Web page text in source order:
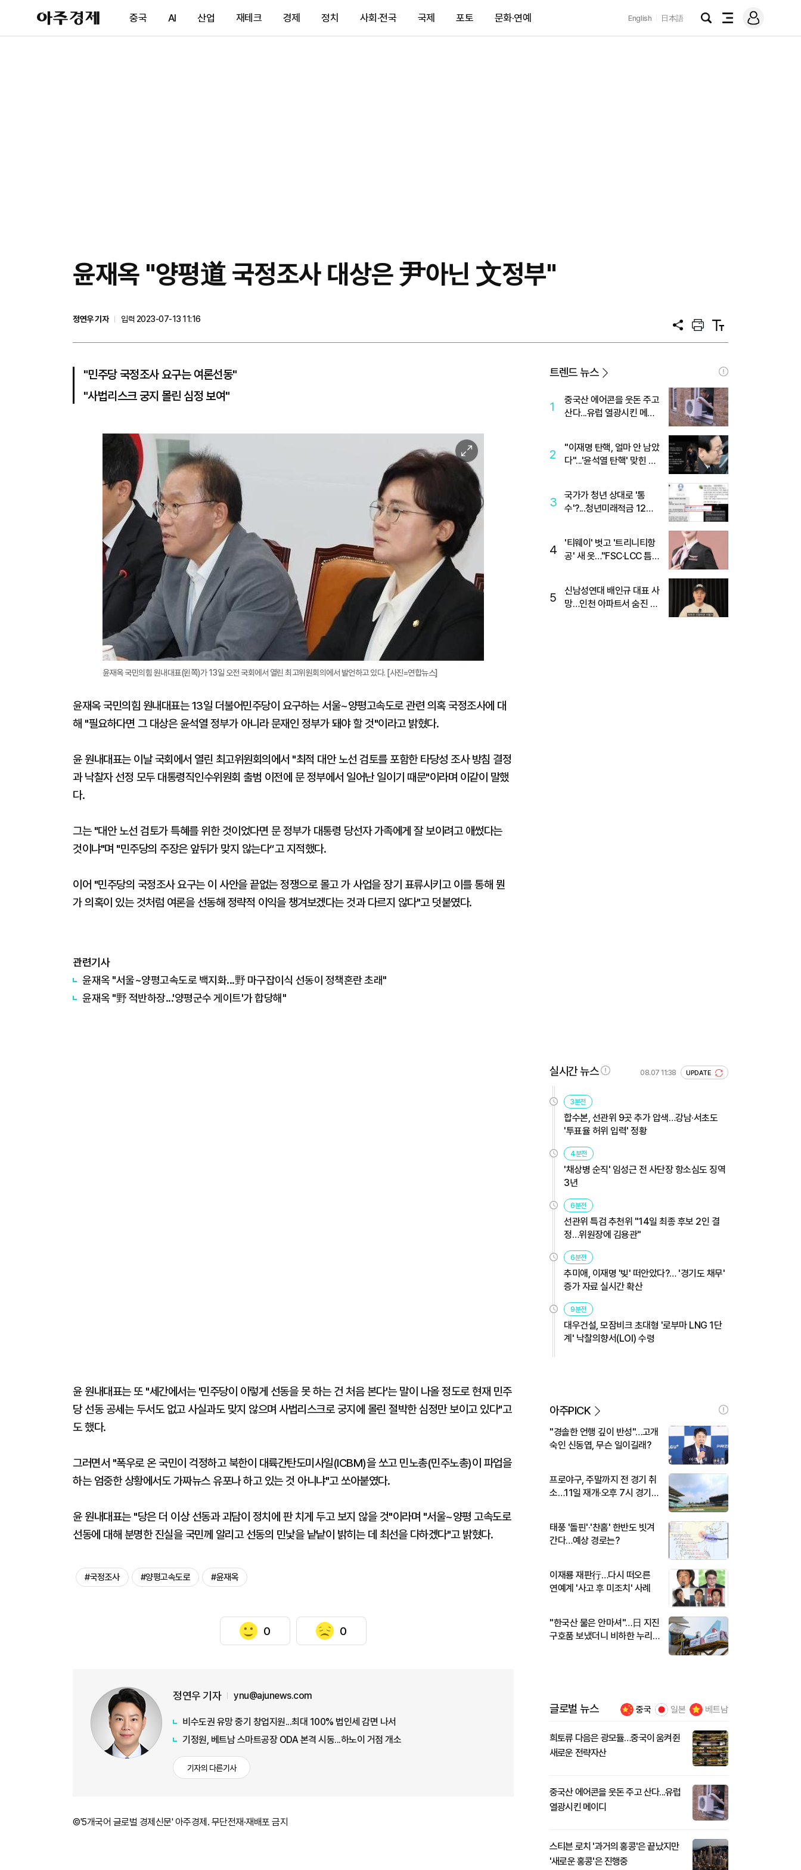
아
주
제
중국 AI 산업 재테크 경제 정치 사회·전국 국제 포토 문화·연예 English 日本語
검
전
메
그
윤재옥 "양평道 국정조사 대상은 尹아닌 文정부"
정연우 기자
입력 2023-07-13 11:16
공
프
트
텍
트
"민주당 국정조사 요구는 여론선동"
"사법리스크 궁지 몰린 심정 보여"
이
미
윤재옥 국민의힘 원내대표(왼쪽)가 13일 오전 국회에서 열린 최고위원회의에서 발언하고 있다. [사진=연합뉴스]
윤재옥 국민의힘 원내대표는 13일 더불어민주당이 요구하는 서울~양평고속도로 관련 의혹 국정조사에 대
해 "필요하다면 그 대상은 윤석열 정부가 아니라 문재인 정부가 돼야 할 것"이라고 밝혔다.
윤 원내대표는 이날 국회에서 열린 최고위원회의에서 "최적 대안 노선 검토를 포함한 타당성 조사 방침 결정
과 낙찰자 선정 모두 대통령직인수위원회 출범 이전에 문 정부에서 일어난 일이기 때문"이라며 이같이 말했
다.
그는 "대안 노선 검토가 특혜를 위한 것이었다면 문 정부가 대통령 당선자 가족에게 잘 보이려고 애썼다는
것이냐"며 "민주당의 주장은 앞뒤가 맞지 않는다“고 지적했다.
이어 "민주당의 국정조사 요구는 이 사안을 끝없는 정쟁으로 몰고 가 사업을 장기 표류시키고 이를 통해 뭔
가 의혹이 있는 것처럼 여론을 선동해 정략적 이익을 챙겨보겠다는 것과 다르지 않다"고 덧붙였다.
관련기사
윤재옥 "서울~양평고속도로 백지화...野 마구잡이식 선동이 정책혼란 초래"
윤재옥 "野 적반하장...'양평군수 게이트'가 합당해"
윤 원내대표는 또 "세간에서는 '민주당이 이렇게 선동을 못 하는 건 처음 본다'는 말이 나올 정도로 현재 민주
당 선동 공세는 두서도 없고 사실과도 맞지 않으며 사법리스크로 궁지에 몰린 절박한 심정만 보이고 있다"고
도 했다.
그러면서 "폭우로 온 국민이 걱정하고 북한이 대륙간탄도미사일(ICBM)을 쏘고 민노총(민주노총)이 파업을
하는 엄중한 상황에서도 가짜뉴스 유포나 하고 있는 것 아니냐"고 쏘아붙였다.
윤 원내대표는 "당은 더 이상 선동과 괴담이 정치에 판 치게 두고 보지 않을 것"이라며 "서울~양평 고속도로
선동에 대해 분명한 진실을 국민께 알리고 선동의 민낯을 낱낱이 밝히는 데 최선을 다하겠다"고 밝혔다.
#국정조사 #양평고속도로 #윤재옥
0 0
정연우 기자 ynu@ajunews.com
비수도권 유망 중기 창업지원...최대 100% 법인세 감면 나서
기정원, 베트남 스마트공장 ODA 본격 시동...하노이 거점 개소
기자의 다른기사
©'5개국어 글로벌 경제신문' 아주경제. 무단전재·재배포 금지
트렌드 뉴스
1
중국산 에어콘을 웃돈 주고
산다...유럽 열광시킨 메이
2
"이재명 탄핵, 얼마 안 남았
다"...'윤석열 탄핵' 맞힌 무
3
국가가 청년 상대로 '통
수'?...청년미래적금 12%
4
'티웨이' 벗고 '트리니티항
공' 새 옷…"FSC·LCC 틈
5
신남성연대 배인규 대표 사
망…인천 아파트서 숨진 채
실시간 뉴스 08.07 11:38 UPDATE
3분전
합수본, 선관위 9곳 추가 압색…강남·서초도
'투표율 허위 입력' 정황
4분전
'채상병 순직' 임성근 전 사단장 항소심도 징역
3년
6분전
선관위 특검 추천위 "14일 최종 후보 2인 결
정…위원장에 김용관"
6분전
추미애, 이재명 '빚' 떠안았다?… '경기도 채무'
증가 자료 실시간 확산
9분전
대우건설, 모잠비크 초대형 '로부마 LNG 1단
계' 낙찰의향서(LOI) 수령
아주PICK
"경솔한 언행 깊이 반성"…고개
숙인 신동엽, 무슨 일이길래?
프로야구, 주말까지 전 경기 취
소…11일 재개·오후 7시 경기
태풍 '돌핀'·'찬홈' 한반도 빗겨
간다…예상 경로는?
이재룡 재판行…다시 떠오른
연예계 '사고 후 미조치' 사례
"한국산 물은 안마셔"…日 지진
구호품 보냈더니 비하한 누리
글로벌 뉴스 중국 일본 베트남
희토류 다음은 광모듈…중국이 움켜쥔
새로운 전략자산
중국산 에어콘을 웃돈 주고 산다...유럽
열광시킨 메이디
스티븐 로치 '과거의 홍콩'은 끝났지만
'새로운 홍콩'은 진행중